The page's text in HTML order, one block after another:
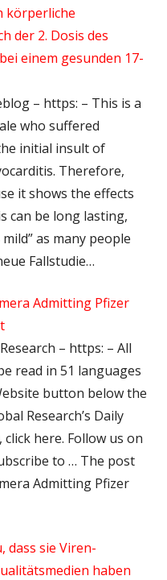
körperliche
der 2. Dosis des
einem gesunden 17-
– https: – This is a
who suffered
initial insult of
Therefore,
it shows the effects
can be long lasting,
as many people
Fallstudie…
Admitting Pfizer
– https: – All
read in 51 languages
button below the
Research’s Daily
here. Follow us on
to … The post
Admitting Pfizer
dass sie Viren-
haben